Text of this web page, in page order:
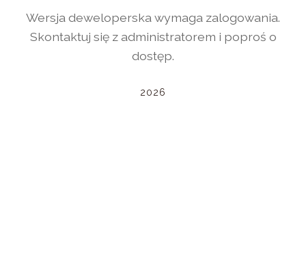
Wersja deweloperska wymaga zalogowania.
Skontaktuj się z administratorem i poproś o
dostęp.
2026